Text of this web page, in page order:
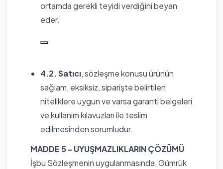
ortamda gerekli teyidi verdiğini beyan
eder.
4.2. Satıcı, sözleşme konusu ürünün
sağlam, eksiksiz, siparişte belirtilen
niteliklere uygun ve varsa garanti belgeleri
ve kullanım kılavuzları ile teslim
edilmesinden sorumludur.
MADDE 5 - UYUŞMAZLIKLARIN ÇÖZÜMÜ
İşbu Sözleşmenin uygulanmasında, Gümrük